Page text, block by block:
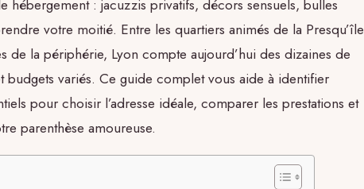
hébergement : jacuzzis privatifs, décors sensuels, bulles
votre moitié. Entre les quartiers animés de la Presqu’île
de la périphérie, Lyon compte aujourd’hui des dizaines de
budgets variés. Ce guide complet vous aide à identifier
pour choisir l’adresse idéale, comparer les prestations et
parenthèse amoureuse.